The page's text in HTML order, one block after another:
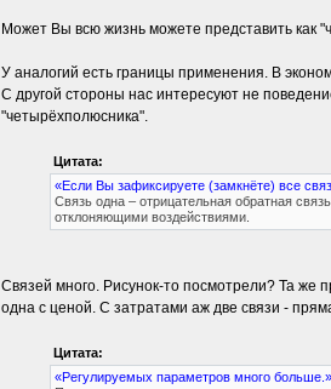
Может Вы всю жизнь можете представить как
У аналогий есть границы применения. В
С другой стороны нас интересуют не
"четырёхполюсника".
Цитата:
«Если Вы зафиксируете (замкнёте) все
Связь одна – отрицательная обратная
отклоняющими воздействиями.
Связей много. Рисунок-то посмотрели? Та же
одна с ценой. С затратами аж две связи -
Цитата:
«Регулируемых параметров много больше.»